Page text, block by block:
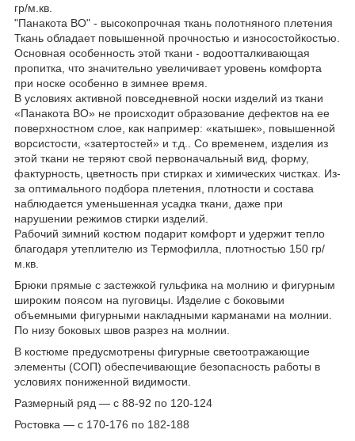
гр/м.кв.
"Панакота ВО" - высокопрочная ткань полотняного плетения
Ткань обладает повышенной прочностью и износостойкостью.
Основная особенность этой ткани - водоотталкивающая
пропитка, что значительно увеличивает уровень комфорта
при носке особенно в зимнее время.
В условиях активной повседневной носки изделий из ткани
«Панакота ВО» не происходит образование дефектов на ее
поверхностном слое, как например: «катышек», повышенной
ворсистости, «затертостей» и т.д.. Со временем, изделия из
этой ткани не теряют свой первоначальный вид, форму,
фактурность, цветность при стирках и химических чистках. Из-
за оптимального подбора плетения, плотности и состава
наблюдается уменьшенная усадка ткани, даже при
нарушении режимов стирки изделий.
Рабочий зимний костюм подарит комфорт и удержит тепло
благодаря утеплителю из Термофилла, плотностью 150 гр/
м.кв.
Брюки прямые с застежкой гульфика на молнию и фигурным
широким поясом на пуговицы. Изделие с боковыми
объемными фигурными накладными карманами на молнии.
По низу боковых швов разрез на молнии.
В костюме предусмотрены фигурные светоотражающие
элементы (СОП) обеспечивающие безопасность работы в
условиях пониженной видимости.
Размерный ряд — с 88-92 по 120-124
Ростовка — с 170-176 по 182-188